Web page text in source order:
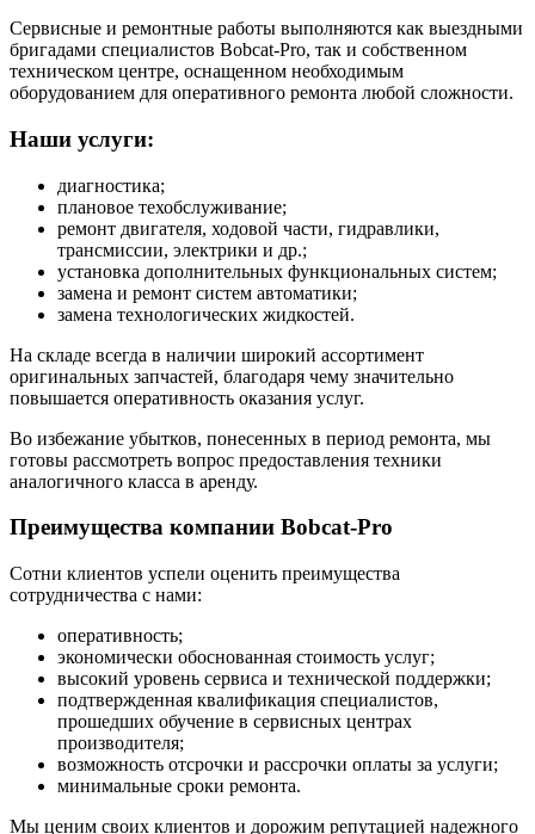
Сервисные и ремонтные работы выполняются как выездными
бригадами специалистов Bobcat-Pro, так и собственном
техническом центре, оснащенном необходимым
оборудованием для оперативного ремонта любой сложности.
Наши услуги:
диагностика;
плановое техобслуживание;
ремонт двигателя, ходовой части, гидравлики,
трансмиссии, электрики и др.;
установка дополнительных функциональных систем;
замена и ремонт систем автоматики;
замена технологических жидкостей.
На складе всегда в наличии широкий ассортимент
оригинальных запчастей, благодаря чему значительно
повышается оперативность оказания услуг.
Во избежание убытков, понесенных в период ремонта, мы
готовы рассмотреть вопрос предоставления техники
аналогичного класса в аренду.
Преимущества компании Bobcat-Pro
Сотни клиентов успели оценить преимущества
сотрудничества с нами:
оперативность;
экономически обоснованная стоимость услуг;
высокий уровень сервиса и технической поддержки;
подтвержденная квалификация специалистов,
прошедших обучение в сервисных центрах
производителя;
возможность отсрочки и рассрочки оплаты за услуги;
минимальные сроки ремонта.
Мы ценим своих клиентов и дорожим репутацией надежного